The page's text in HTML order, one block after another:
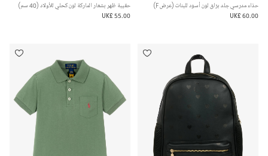
حذاء مدرسي جلد برّاق لون أسود للبنات (عرض F)
UK£ 60.00
حقيبة ظهر بشعار الماركة لون كحلي للأولاد (40 سم)
UK£ 55.00